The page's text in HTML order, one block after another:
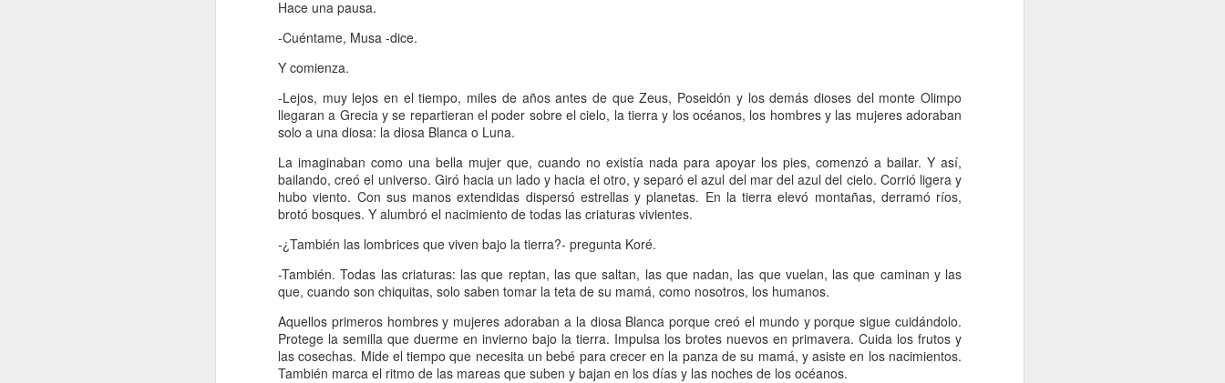
Hace una pausa.
-Cuéntame, Musa -dice.
Y comienza.
-Lejos, muy lejos en el tiempo, miles de años antes de que Zeus, Poseidón y los demás dioses del monte Olimpo
llegaran a Grecia y se repartieran el poder sobre el cielo, la tierra y los océanos, los hombres y las mujeres adoraban
solo a una diosa: la diosa Blanca o Luna.
La imaginaban como una bella mujer que, cuando no existía nada para apoyar los pies, comenzó a bailar. Y así,
bailando, creó el universo. Giró hacia un lado y hacia el otro, y separó el azul del mar del azul del cielo. Corrió ligera y
hubo viento. Con sus manos extendidas dispersó estrellas y planetas. En la tierra elevó montañas, derramó ríos,
brotó bosques. Y alumbró el nacimiento de todas las criaturas vivientes.
-¿También las lombrices que viven bajo la tierra?- pregunta Koré.
-También. Todas las criaturas: las que reptan, las que saltan, las que nadan, las que vuelan, las que caminan y las
que, cuando son chiquitas, solo saben tomar la teta de su mamá, como nosotros, los humanos.
Aquellos primeros hombres y mujeres adoraban a la diosa Blanca porque creó el mundo y porque sigue cuidándolo.
Protege la semilla que duerme en invierno bajo la tierra. Impulsa los brotes nuevos en primavera. Cuida los frutos y
las cosechas. Mide el tiempo que necesita un bebé para crecer en la panza de su mamá, y asiste en los nacimientos.
También marca el ritmo de las mareas que suben y bajan en los días y las noches de los océanos.
A Ciro Ramón Eyras, 1932-2019
Si pienso en él, lo veo así, leyendo, la cabeza gris detrás del vidrio. Es
una visión fugaz, apenas un segundo, la de mi padre, sentado de
espaldas, en su casita de fin de semana, en un barrio cerrado de la
zona Sur.
JAN
13
Al fin sola y, a la vez, tan bien acompañada
Por Guadalupe Treibel
“La soledad implica que, aunque esté sola, estoy con alguien; es decir,
conmigo misma. Significa que soy dos en uno”, apuntó alguna vez la
filósofa fuera de serie Hannah Arendt, y esa frase es la llave que cierra
el recorrido de Enfin seule (“Por fin sola”), libro de la periodista y
favorable acogida.